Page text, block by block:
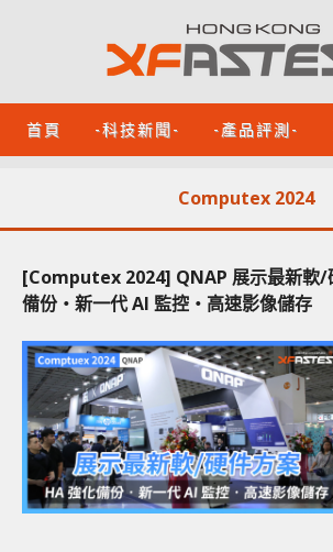
首頁 -科技新聞- -產品評測-
Computex 2024
[Computex 2024] QNAP 展示最新軟/
備份‧新一代 AI 監控‧高速影像儲存